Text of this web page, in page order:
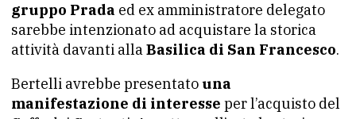
gruppo Prada ed ex amministratore delegato
sarebbe intenzionato ad acquistare la storica
attività davanti allaBasilica di San Francesco.
Bertelli avrebbe presentato una
manifestazione di interesse per l’acquisto del